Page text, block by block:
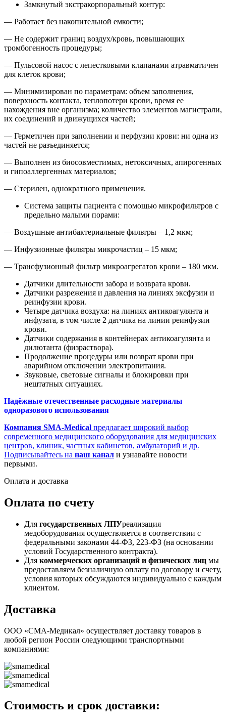
Замкнутый экстракорпоральный контур:
— Работает без накопительной емкости;
— Не содержит границ воздух/кровь, повышающих
тромбогенность процедуры;
— Пульсовой насос с лепестковыми клапанами атравматичен
для клеток крови;
— Минимизирован по параметрам: объем заполнения,
поверхность контакта, теплопотери крови, время ее
нахождения вне организма; количество элементов магистрали,
их соединений и движущихся частей;
— Герметичен при заполнении и перфузии крови: ни одна из
частей не разъединяется;
— Выполнен из биосовместимых, нетоксичных, апирогенных
и гипоаллергенных материалов;
— Стерилен, однократного применения.
Система защиты пациента с помощью микрофильтров с
предельно малыми порами:
— Воздушные антибактериальные фильтры – 1,2 мкм;
— Инфузионные фильтры микрочастиц – 15 мкм;
— Трансфузионный фильтр микроагрегатов крови – 180 мкм.
Датчики длительности забора и возврата крови.
Датчики разрежения и давления на линиях эксфузии и
реинфузии крови.
Четыре датчика воздуха: на линиях антикоагулянта и
инфузата, в том числе 2 датчика на линии реинфузии
крови.
Датчики содержания в контейнерах антикоагулянта и
дилютанта (физраствора).
Продолжение процедуры или возврат крови при
аварийном отключении электропитания.
Звуковые, световые сигналы и блокировки при
нештатных ситуациях.
Надёжные отечественные расходные материалы
одноразового использования
Компания SMA-Medical предлагает широкий выбор
современного медицинского оборудования для медицинских
центров, клиник, частных кабинетов, амбулаторий и др.
Подписывайтесь на наш канал и узнавайте новости
первыми.
Оплата и доставка
Оплата по счету
Для государственных ЛПУреализация
медоборудования осуществляется в соответствии с
федеральными законами 44-ФЗ, 223-ФЗ (на основании
условий Государственного контракта).
Для коммерческих организаций и физических лиц мы
предоставляем безналичную оплату по договору и счету,
условия которых обсуждаются индивидуально с каждым
клиентом.
Доставка
ООО «СМА-Медикал» осуществляет доставку товаров в
любой регион России следующими транспортными
компаниями:
Стоимость и срок доставки: